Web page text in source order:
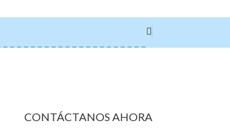
CONTÁCTANOS AHORA